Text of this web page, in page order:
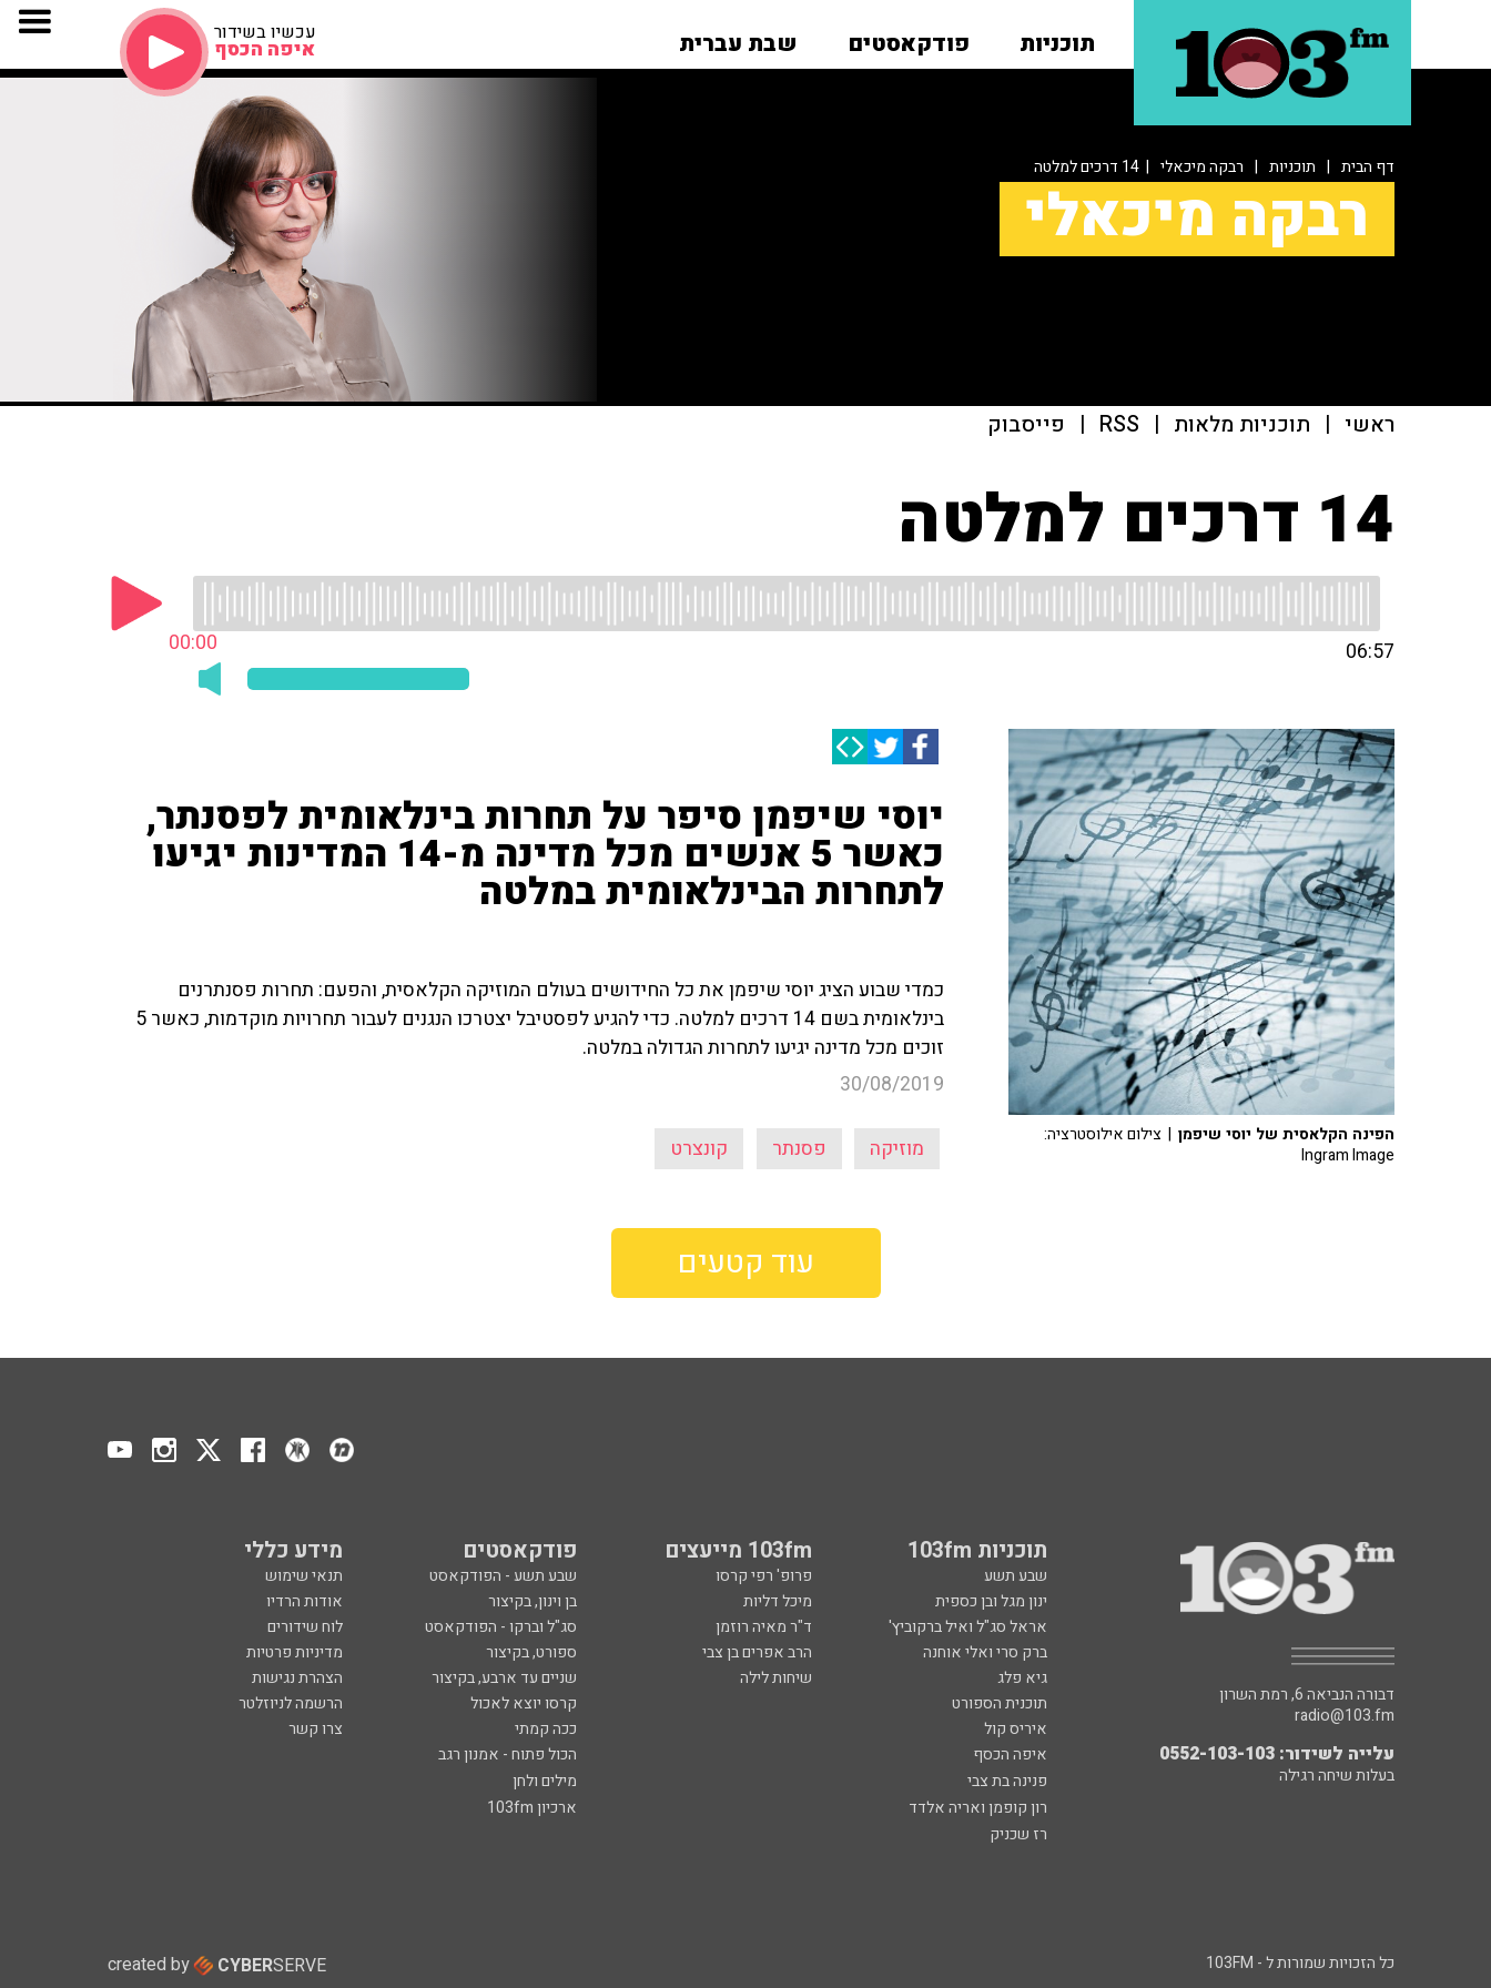
תוכניות פודקאסטים שבת עברית עכשיו בשידור
איפה הכסף
דף הבית | תוכניות | רבקה מיכאלי | 14 דרכים למלטה
רבקה מיכאלי
ראשי | תוכניות מלאות |
RSS
| פייסבוק
14 דרכים למלטה
00:00 06:57
יוסי שיפמן סיפר על תחרות בינלאומית לפסנתר,
כאשר 5 אנשים מכל מדינה מ-14 המדינות יגיעו
לתחרות הבינלאומית במלטה
כמדי שבוע הציג יוסי שיפמן את כל החידושים בעולם המוזיקה הקלאסית, והפעם: תחרות פסנתרנים
בינלאומית בשם 14 דרכים למלטה. כדי להגיע לפסטיבל יצטרכו הנגנים לעבור תחרויות מוקדמות, כאשר 5
זוכים מכל מדינה יגיעו לתחרות הגדולה במלטה.
30/08/2019
מוזיקה פסנתר קונצרט
הפינה הקלאסית של יוסי שיפמן | צילום אילוסטרציה:
Ingram Image
עוד קטעים
תוכניות 103fm 103fm מייעצים פודקאסטים מידע כללי
שבע תשע פרופ' רפי קרסו שבע תשע - הפודקאסט
תנאי שימוש
ינון מגל ובן כספית
מיכל דליות בן וינון, בקיצור
אודות הרדיו
אראל סג"ל ואיל ברקוביץ'
ד"ר מאיה רוזמן סג"ל וברקו - הפודקאסט
לוח שידורים
ברק סרי ואלי אוחנה
הרב אפרים בן צבי ספורט, בקיצור
מדיניות פרטיות
גיא פלג
שיחות לילה שניים עד ארבע, בקיצור
הצהרת נגישות
תוכנית הספורט
קרסו יוצא לאכול
הרשמה לניוזלטר
איריס קול
ככה קמתי
צרו קשר
איפה הכסף
הכול פתוח - אמנון רגב
פנינה בת צבי
מילים ולחן
רון קופמן ואריה אלדד
ארכיון 103fm
רז שכניק
דבורה הנביאה 6, רמת השרון
radio@103.fm
עלייה לשידור: 0552-103-103
בעלות שיחה רגילה
כל הזכויות שמורות ל - 103FM created by CYBERSERVE